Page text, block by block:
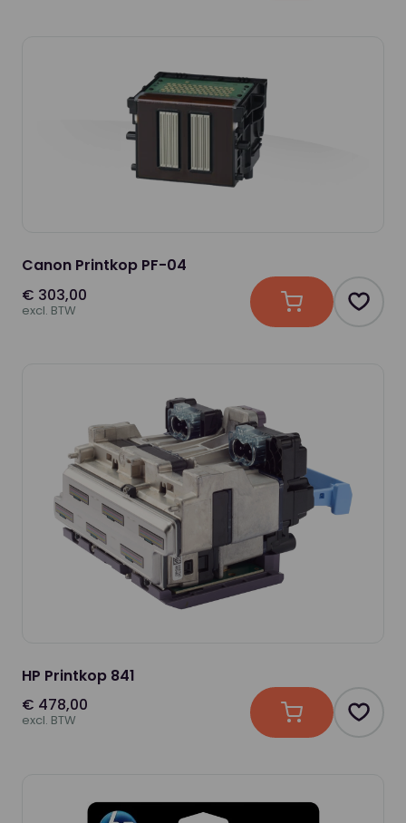
Canon Printkop PF-04
€ 303,00
excl. BTW In winkelwagen
HP Printkop 841
€ 478,00
excl. BTW In winkelwagen